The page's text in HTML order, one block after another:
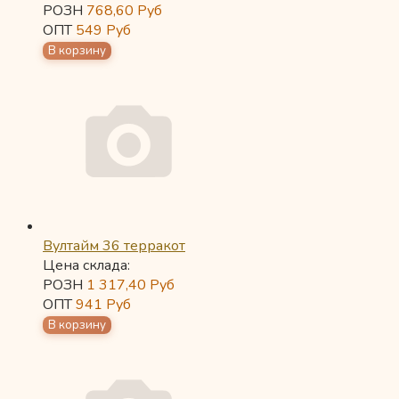
РОЗН 768,60 Руб
ОПТ549 Руб
Вултайм 36 терракот
Цена склада:
РОЗН 1 317,40 Руб
ОПТ941 Руб